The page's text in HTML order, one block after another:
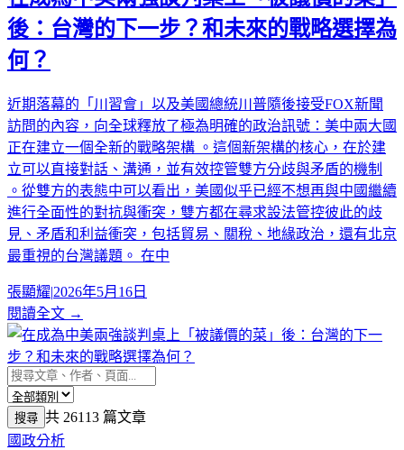
後：台灣的下一步？和未來的戰略選擇為
何？
近期落幕的「川習會」以及美國總統川普隨後接受FOX新聞
訪問的內容，向全球釋放了極為明確的政治訊號：美中兩大國
正在建立一個全新的戰略架構 。這個新架構的核心，在於建
立可以直接對話、溝通，並有效控管雙方分歧與矛盾的機制
。從雙方的表態中可以看出，美國似乎已經不想再與中國繼續
進行全面性的對抗與衝突，雙方都在尋求設法管控彼此的歧
見、矛盾和利益衝突，包括貿易、關稅、地緣政治，還有北京
最重視的台灣議題。 在中
張顯耀|2026年5月16日
閱讀全文 →
搜尋 共 26113 篇文章
國政分析